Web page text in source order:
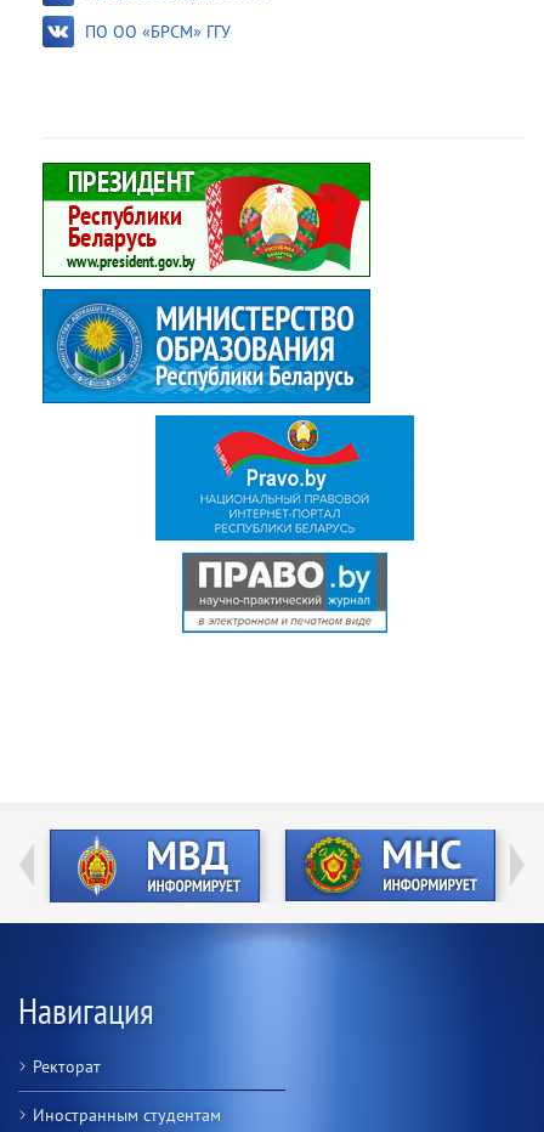
ПО ОО «БРСМ» ГГУ
Навигация
Ректорат
Иностранным студентам